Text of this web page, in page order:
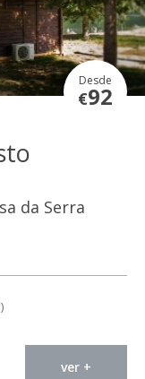
Desde
€92
da Serra
ver +